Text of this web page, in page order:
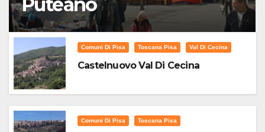
Comuni Di Pisa Toscana Pisa Val Di Cecina
Castelnuovo Val Di Cecina
Comuni Di Pisa Toscana Pisa